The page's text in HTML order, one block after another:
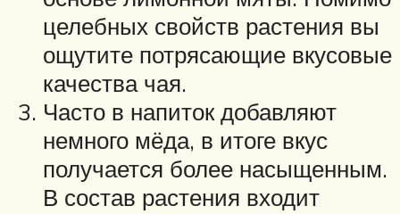
целебных свойств растения вы
ощутите потрясающие вкусовые
качества чая.
Часто в напиток добавляют
немного мёда, в итоге вкус
получается более насыщенным.
В состав растения входит